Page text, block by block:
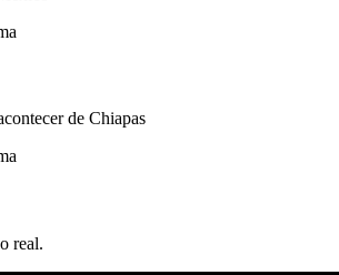
de Chiapas
real.